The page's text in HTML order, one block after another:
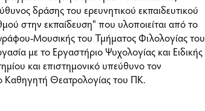
δράσης του ερευνητικού εκπαιδευτικού
στην εκπαίδευση" που υλοποιείται από το
Μουσικής του Τμήματος Φιλολογίας του
με το Εργαστήριο Ψυχολογίας και Ειδικής
και επιστημονικό υπεύθυνο τον
Καθηγητή Θεατρολογίας του ΠΚ.